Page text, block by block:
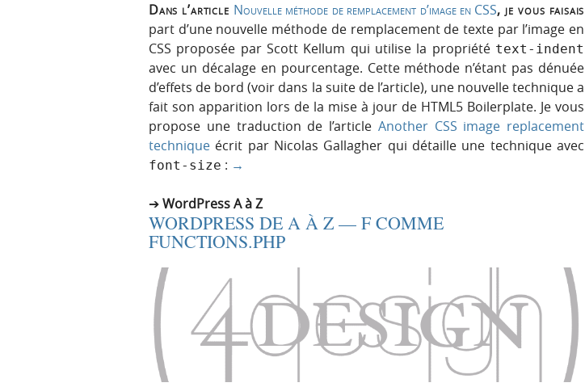
Dans l’article Nouvelle méthode de remplacement d’image en CSS, je vous faisais
part d’une nouvelle méthode de remplacement de texte par l’image en
CSS proposée par Scott Kellum qui utilise la propriété text-indent
avec un décalage en pourcentage. Cette méthode n’étant pas dénuée
d’effets de bord (voir dans la suite de l’article), une nouvelle technique a
fait son apparition lors de la mise à jour de HTML5 Boilerplate. Je vous
propose une traduction de l’article Another CSS image replacement
technique écrit par Nicolas Gallagher qui détaille une technique avec
font-size : →
WordPress A à Z
WORDPRESS DE A À Z — F COMME
FUNCTIONS.PHP